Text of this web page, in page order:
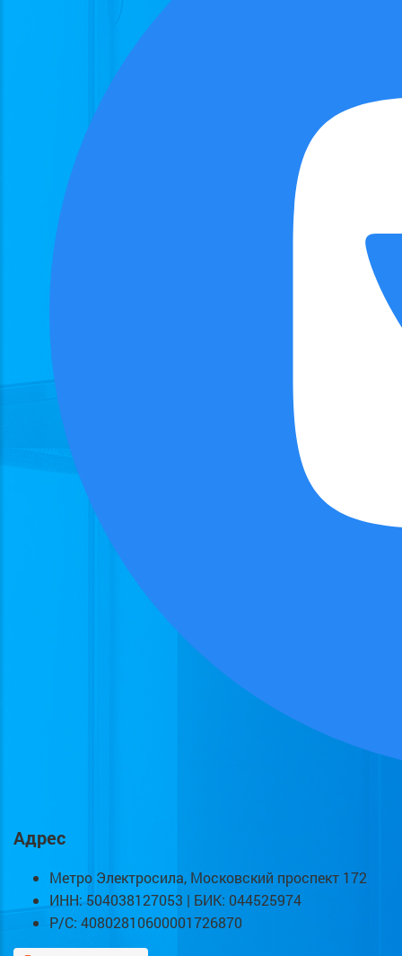
Адрес
Метро Электросила, Московский проспект 172
ИНН: 504038127053 | БИК: 044525974
Р/С: 40802810600001726870